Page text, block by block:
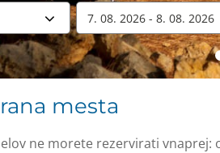
mesta
ne morete rezervirati